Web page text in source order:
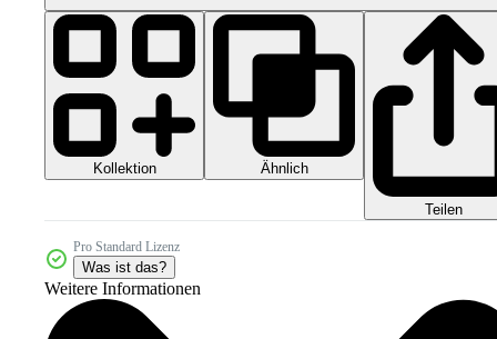
Kollektion Ähnlich
Teilen
Pro Standard Lizenz
Was ist das?
Weitere Informationen